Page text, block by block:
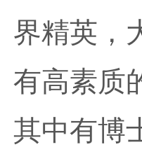
界精英，
有高素质
其中有博